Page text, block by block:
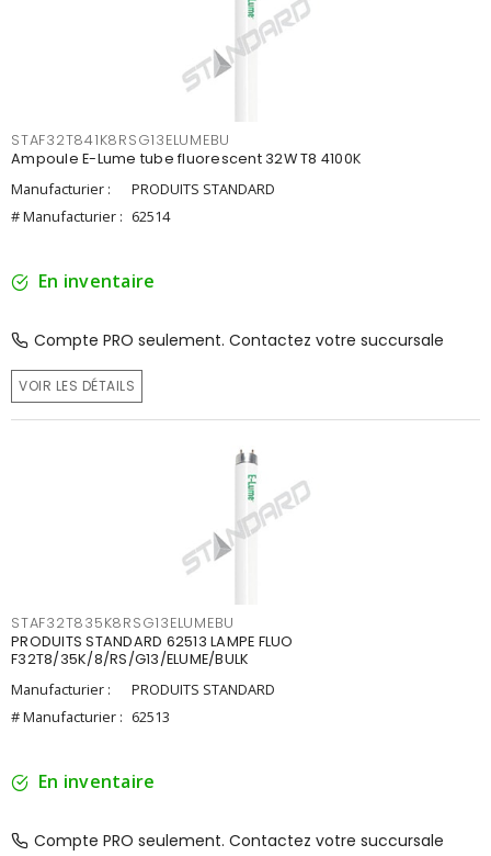
STAF32T841K8RSG13ELUMEBU
Ampoule E-Lume tube fluorescent 32W T8 4100K
Manufacturier :
PRODUITS STANDARD
# Manufacturier : 62514
En inventaire
Compte PRO seulement. Contactez votre succursale
VOIR LES DÉTAILS
STAF32T835K8RSG13ELUMEBU
PRODUITS STANDARD 62513 LAMPE FLUO
F32T8/35K/8/RS/G13/ELUME/BULK
Manufacturier :
PRODUITS STANDARD
# Manufacturier : 62513
En inventaire
Compte PRO seulement. Contactez votre succursale